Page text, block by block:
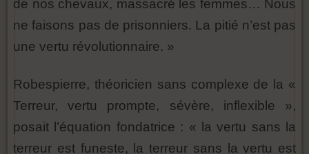
de nos chevaux, massacré les femmes… Nous
ne faisons pas de prisonniers. La pitié n’est pas
une vertu révolutionnaire. »
Robespierre, théoricien sans complexe de la «
Terreur, vertu prompte, sévère, inflexible »,
posait l’équation fondatrice : « la vertu sans la
terreur est funeste, la terreur sans la vertu est